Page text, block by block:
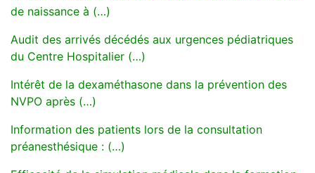
de naissance à (…)
Audit des arrivés décédés aux urgences pédiatriques
du Centre Hospitalier (…)
Intérêt de la dexaméthasone dans la prévention des
NVPO après (…)
Information des patients lors de la consultation
préanesthésique : (…)